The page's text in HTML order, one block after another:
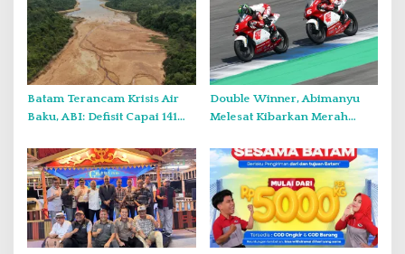
Pusat
Batam Terancam Krisis Air
Baku, ABI: Defisit Capai 141
Double Winner, Abimanyu
Melesat Kibarkan Merah